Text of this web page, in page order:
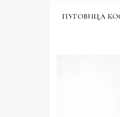
ПУГОВИЦА